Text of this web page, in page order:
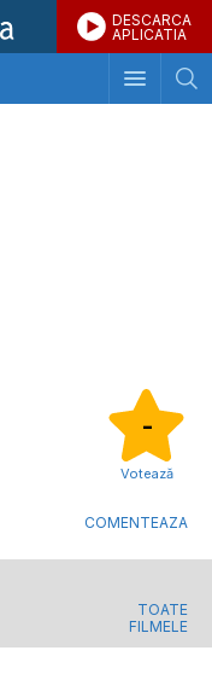
DESCARCA
APLICATIA
-
Votează
COMENTEAZA
TOATE
FILMELE